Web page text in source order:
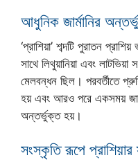
আধুনিক জার্মানির
‘প্রাশিয়া’ শব্দটি পুরাতন
সাথে লিথুয়ানিয়া এবং লাটভিয়া
মেলবন্ধন ছিল। পরবর্তীতে
হয় এবং আরও পরে একসময়
অন্তর্ভুক্ত হয়।
সংস্কৃতি রূপে প্রাশিয়ার